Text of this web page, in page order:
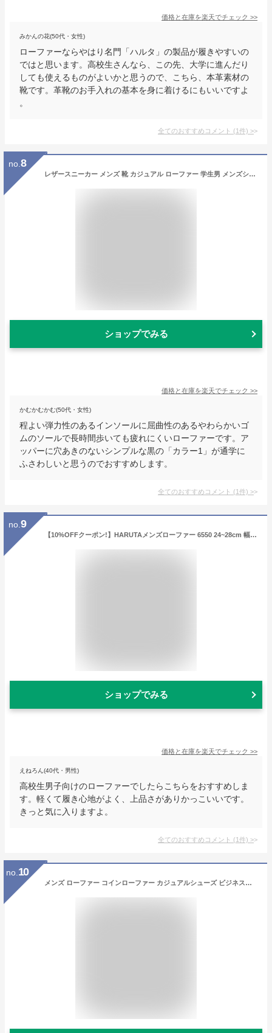
価格と在庫を楽天でチェック >>
みかんの花(50代・女性)
ローファーならやはり名門「ハルタ」の製品が履きやすいの
ではと思います。高校生さんなら、この先、大学に進んだり
しても使えるものがよいかと思うので、こちら、本革素材の
靴です。革靴のお手入れの基本を身に着けるにもいいですよ
。
全てのおすすめコメント (1件) >
no. 8
レザースニーカー メンズ 靴 カジュアル ローファー 学生男 メンズシューズ カジュアル ドライビングシューズ 大人 軽量 通気性 衝撃吸収 通勤 オフィス 春 カジュアル 紐なし サイドゴア スウェット クッション 屈曲 防滑 holosbird-goods1
ショップでみる
価格と在庫を楽天でチェック >>
かむかむかむ(50代・女性)
程よい弾力性のあるインソールに屈曲性のあるやわらかいゴ
ムのソールで長時間歩いても疲れにくいローファーです。ア
ッパーに穴あきのないシンプルな黒の「カラー1」が通学に
ふさわしいと思うのでおすすめします。
全てのおすすめコメント (1件) >
no. 9
【10%OFFクーポン!】HARUTAメンズローファー 6550 24~28cm 幅広3E 黒 ハルタ メンズ 男の子 男子 学生 通学 通勤 合皮 日本製 国産 ブラック ワイド EEE
ショップでみる
価格と在庫を楽天でチェック >>
えねろん(40代・男性)
高校生男子向けのローファーでしたらこちらをおすすめしま
す。軽くて履き心地がよく、上品さがありかっこいいです。
きっと気に入りますよ。
全てのおすすめコメント (1件) >
no. 10
メンズ ローファー コインローファー カジュアルシューズ ビジネスシューズ エナメル調 柔らかい PUレザー 防滑底 革靴 通勤 通学 学生 3E EEE 幅広 黒 ブラック black 24.5 25.0 25.5 26.0 26.5 27.0 27.5 28.0 29.0 kp_24175